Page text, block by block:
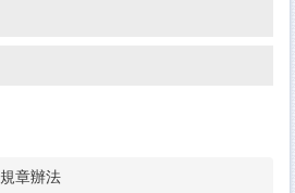
規章辦法